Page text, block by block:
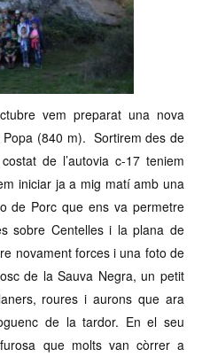
vem preparat una nova
(840 m). Sortirem des de
de l’autovia c-17 teniem
iniciar ja a mig matí amb una
de Porc que ens va permetre
sobre Centelles i la plana de
novament forces i una foto de
de la Sauva Negra, un petit
roures i aurons que ara
de la tardor. En el seu
que molts van còrrer a